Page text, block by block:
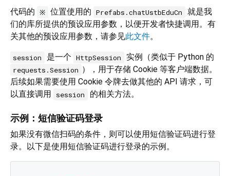
代码的 ※ 位置使用的 Prefabs.chatUstbEduCn
就是我
们的库所提供的预设应用参数，以便开发者快捷调用。有
关其他的预设应用参数，请参见此文件。
session 是一个 HttpSession 实例（类似于 Python 的
requests.Session ），用于存储 Cookie 等客户端数据。
后续如果需要使用 Cookie 令牌去做其他的 API 请求，可
以直接调用
session 的相关方法。
示例：短信验证码登录
如果没有微信扫码的条件，则可以使用短信验证码进行登
录。以下是使用短信验证码进行登录的示例。